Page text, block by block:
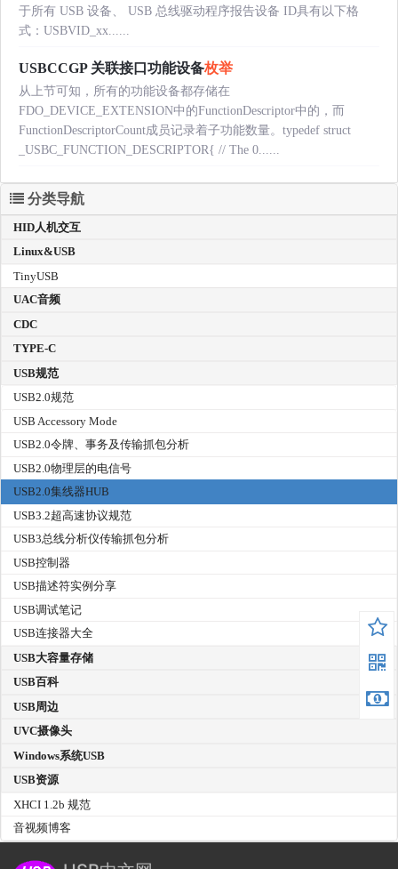
于所有 USB 设备、 USB 总线驱动程序报告设备 ID具有以下格
式：USBVID_xx......
USBCCGP 关联接口功能设备枚举
从上节可知，所有的功能设备都存储在
FDO_DEVICE_EXTENSION中的FunctionDescriptor中的，而
FunctionDescriptorCount成员记录着子功能数量。typedef struct
_USBC_FUNCTION_DESCRIPTOR{ // The 0......
分类导航
HID人机交互
Linux&USB
TinyUSB
UAC音频
CDC
TYPE-C
USB规范
USB2.0规范
USB Accessory Mode
USB2.0令牌、事务及传输抓包分析
USB2.0物理层的电信号
USB2.0集线器HUB
USB3.2超高速协议规范
USB3总线分析仪传输抓包分析
USB控制器
USB描述符实例分享
USB调试笔记
USB连接器大全
USB大容量存储
USB百科
USB周边
UVC摄像头
Windows系统USB
USB资源
XHCI 1.2b 规范
音视频博客